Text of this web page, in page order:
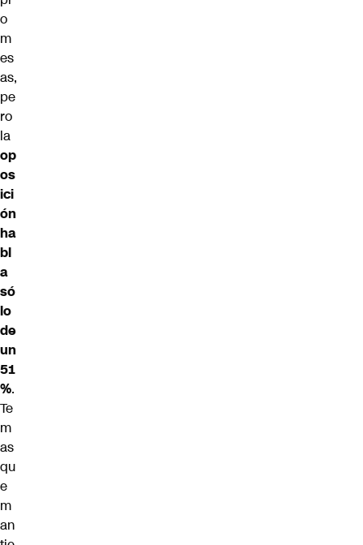
o
m
es
as,
pe
ro
la
op
os
ici
ón
ha
bl
a
só
lo
de
un
51
%.
Te
m
as
qu
e
m
an